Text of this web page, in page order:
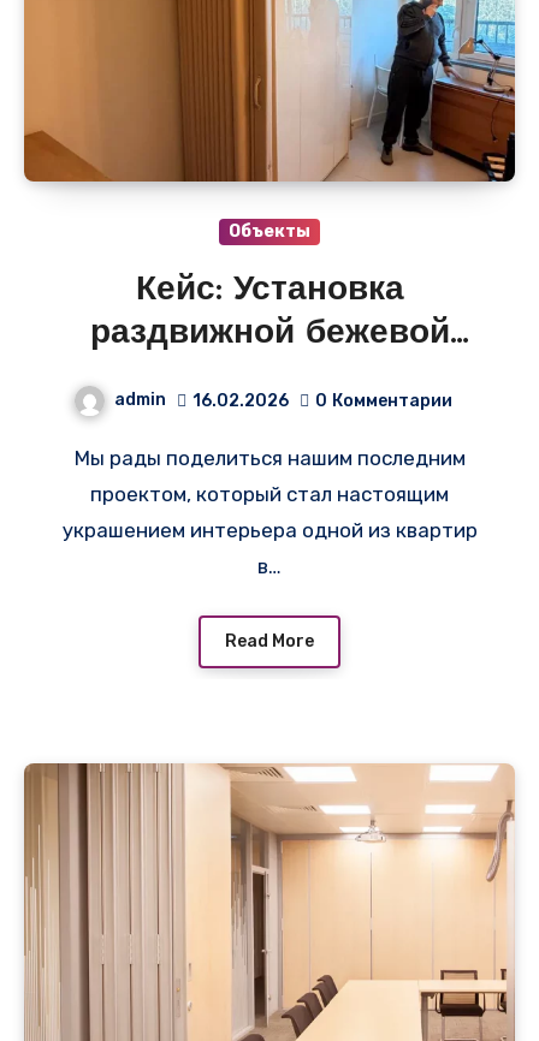
Объекты
Кейс: Установка
раздвижной бежевой
мягкой перегородки в
частной квартире в
городе Ломоносов!
admin 16.02.2026 0 Комментарии
Мы рады поделиться нашим последним
проектом, который стал настоящим
украшением интерьера одной из квартир
в…
Read More